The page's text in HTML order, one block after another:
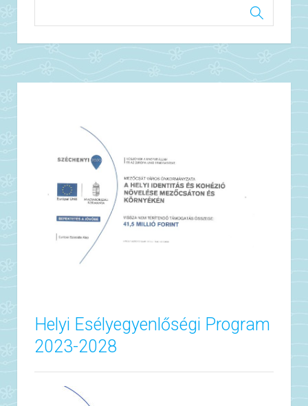
Helyi Esélyegyenlőségi Program
2023-2028